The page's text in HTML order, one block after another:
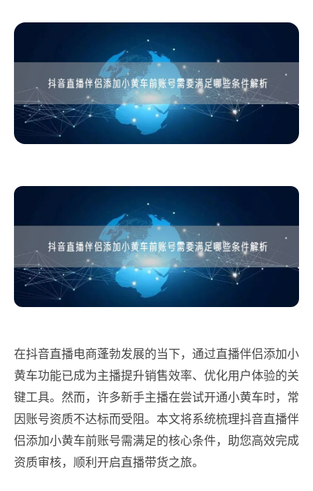
在抖音直播电商蓬勃发展的当下，通过直播伴侣添加小
黄车功能已成为主播提升销售效率、优化用户体验的关
键工具。然而，许多新手主播在尝试开通小黄车时，常
因账号资质不达标而受阻。本文将系统梳理抖音直播伴
侣添加小黄车前账号需满足的核心条件，助您高效完成
资质审核，顺利开启直播带货之旅。